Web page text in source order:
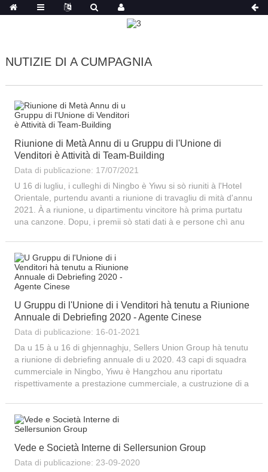
NUTIZIE DI A CUMPAGNIA
Riunione di Metà Annu di u Gruppu di l'Unione di
Venditori è Attività di Team-Building
Data di publicazione: 17/07/2021
U 16 di lugliu, i culleghi di Ningbo è Yiwu si sò riuniti à l'Hotel
Orientale, purtendu avanti a riunione di travagliu di mità d'annu
2021. À a riunione, u dipartimentu vincitore hà prima purtatu
una canzone. Dopu, i premii sò stati dati à e persone chì anu
U Gruppu di l'Unione di i Venditori hà tenutu a Riunione
Annuale di Debriefing 2020 - Agente Cinese
Data di publicazione: 16-01-2021
Da u 15 à u 16 di ghjennaghju, Sellers Union Group hà tenutu
a riunione di debriefing annuale di u 2020. 43 capi di squadra
cummerciale in Ningbo, Yiwu è Hangzhou anu riportatu
rispettivamente a prestazione cummerciale, a custruzione di a
Vede e Società Interne di Sellersunion Group
Data di publicazione: 23-09-2020